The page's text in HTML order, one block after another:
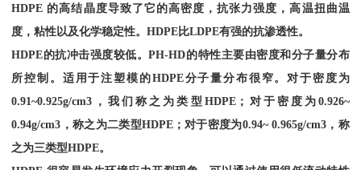
HDPE 的高结晶度导致了它的高密度，抗张力强度，高温扭曲温
度，粘性以及化学稳定性。HDPE 比LDPE有强的抗渗透性。
HDPE的抗冲击强度较低。PH-HD的特性主要由密度和分子量分布
所控制。适用于注塑模的HDPE分子量分布很窄。对于密度为
0.91~0.925g/cm3 ，我们称之为类型 HDPE；对于密度为 0.926~
0.94g/cm3 ，称之为二类型HDPE；对于密度为0.94~ 0.965g/cm3 ，称
之为三类型HDPE。